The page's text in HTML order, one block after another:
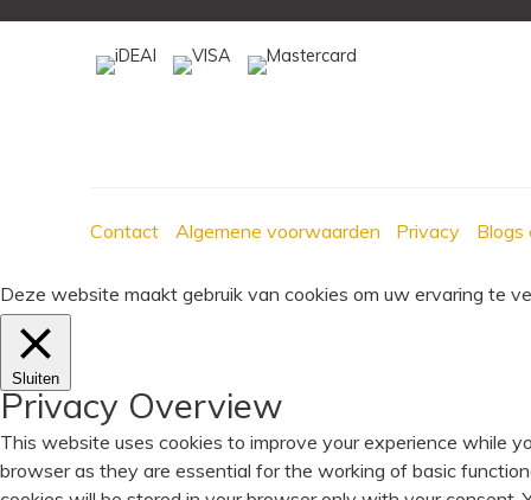
Contact Algemene voorwaarden Privacy Blogs
Deze website maakt gebruik van cookies om uw ervaring te
Sluiten
Privacy Overview
This website uses cookies to improve your experience while
browser as they are essential for the working of basic